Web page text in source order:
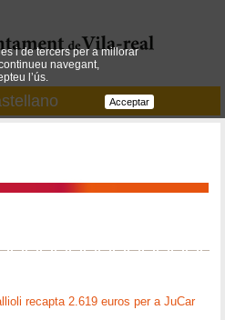
recapta 2.619 euros per a JuCar
i de tercers per a millorar
navegant,
l’ús.
Acceptar